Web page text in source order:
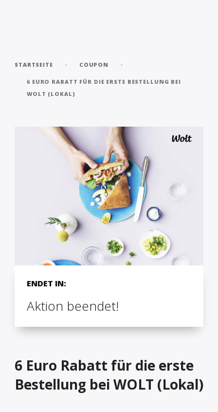
STARTSEITE - COUPON -
6 EURO RABATT FÜR DIE ERSTE BESTELLUNG BEI
WOLT (LOKAL)
ENDET IN:
Aktion beendet!
6 Euro Rabatt für die erste
Bestellung bei WOLT (Lokal)